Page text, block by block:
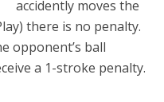
accidently moves the
there is no penalty.
opponent’s ball
a 1-stroke penalty.